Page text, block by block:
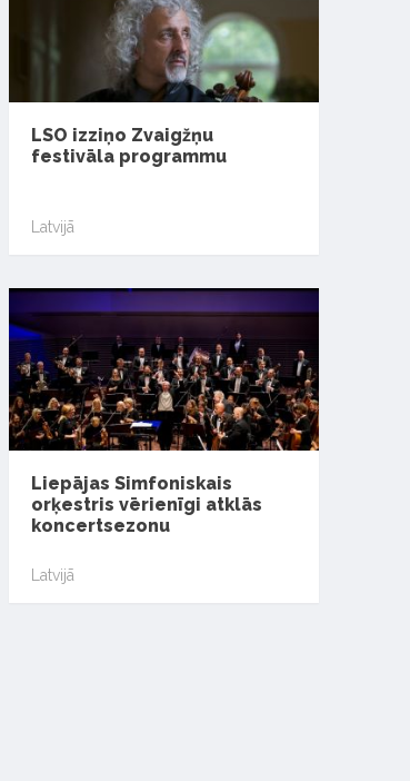
LSO izziņo Zvaigžņu
festivāla programmu
Latvijā
Liepājas Simfoniskais
orķestris vērienīgi atklās
koncertsezonu
Latvijā